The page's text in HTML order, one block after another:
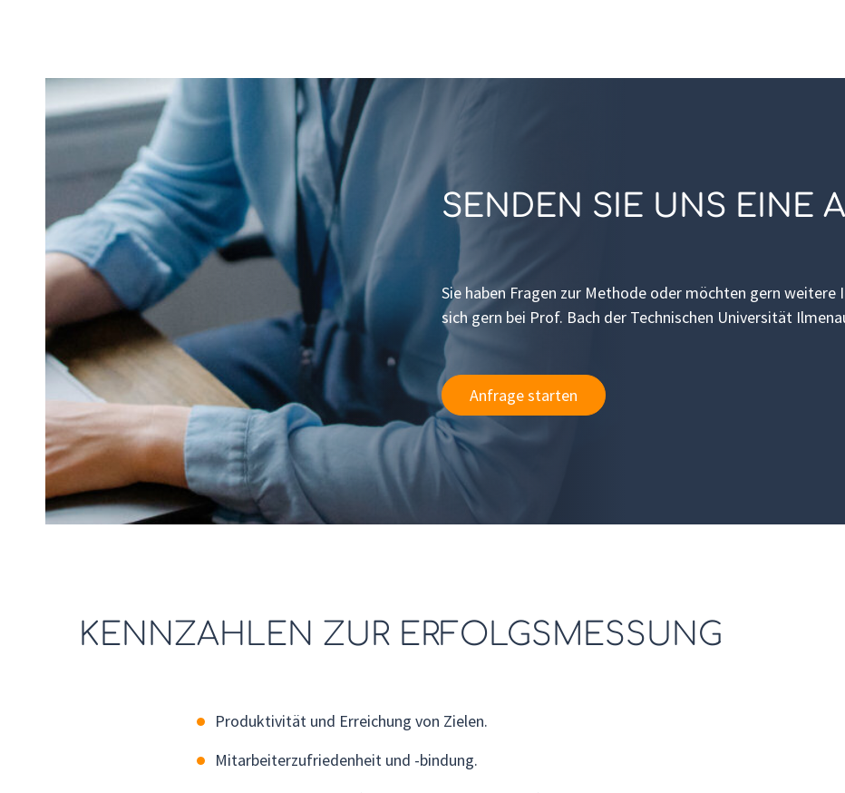
SENDEN SIE UNS EINE
Sie haben Fragen zur Methode oder möchten gern weitere
sich gern bei Prof. Bach der Technischen Universität
Anfrage starten
KENNZAHLEN ZUR ERFOLGSMESSUNG
Produktivität und Erreichung von Zielen.
Mitarbeiterzufriedenheit und -bindung.